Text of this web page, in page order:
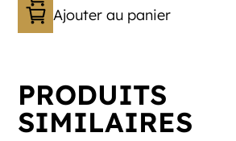
Ajouter au panier
PRODUITS
SIMILAIRES